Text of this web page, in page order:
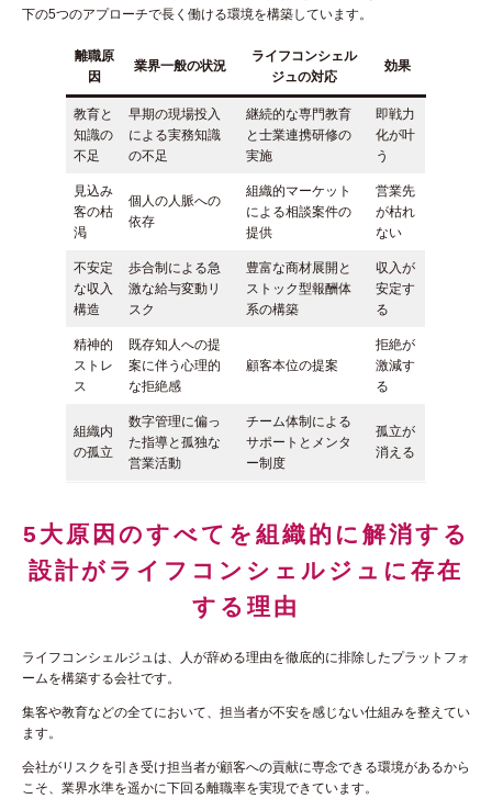
下の5つのアプローチで長く働ける環境を構築しています。
離職原
因
業界一般の状況
ライフコンシェル
ジュの対応
効果
教育と
知識の
不足
早期の現場投入
による実務知識
の不足
継続的な専門教育
と士業連携研修の
実施
即戦力
化が叶
う
見込み
客の枯
渇
個人の人脈への
依存
組織的マーケット
による相談案件の
提供
営業先
が枯れ
ない
不安定
な収入
構造
歩合制による急
激な給与変動リ
スク
豊富な商材展開と
ストック型報酬体
系の構築
収入が
安定す
る
精神的
ストレ
ス
既存知人への提
案に伴う心理的
な拒絶感
顧客本位の提案
拒絶が
激減す
る
組織内
の孤立
数字管理に偏っ
た指導と孤独な
営業活動
チーム体制による
サポートとメンタ
ー制度
孤立が
消える
5大原因のすべてを組織的に解消する
設計がライフコンシェルジュに存在
する理由
ライフコンシェルジュは、人が辞める理由を徹底的に排除したプラットフォ
ームを構築する会社です。
集客や教育などの全てにおいて、担当者が不安を感じない仕組みを整えてい
ます。
会社がリスクを引き受け担当者が顧客への貢献に専念できる環境があるから
こそ、業界水準を遥かに下回る離職率を実現できています。